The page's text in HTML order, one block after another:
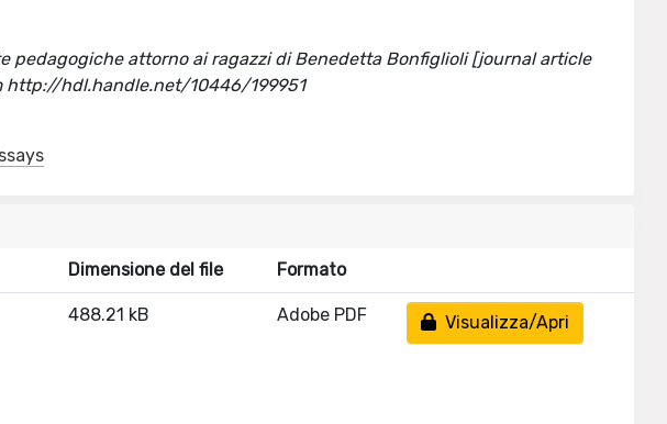
pedagogiche attorno ai ragazzi di Benedetta Bonfiglioli [journal article
http://hdl.handle.net/10446/199951
Dimensione del file Formato
488.21 kB Adobe PDF Visualizza/Apri